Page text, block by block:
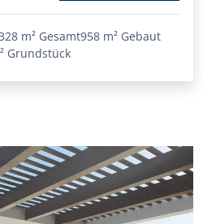
m² Gesamt958 m² Gebaut
Grundstück